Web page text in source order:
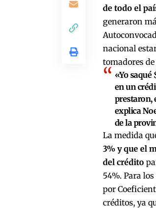
de todo el
generaron
nacional
tomadores
«Yo saqué
en un
prestaron,
explica
de la
La medida
3% y que el
del crédito
54%. Para
por
créditos, ya